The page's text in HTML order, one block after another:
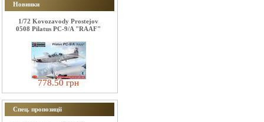
Новинки
1/72 Kovozavody Prostejov
0508 Pilatus PC-9/A "RAAF"
778.50 грн
Спец. пропозиції